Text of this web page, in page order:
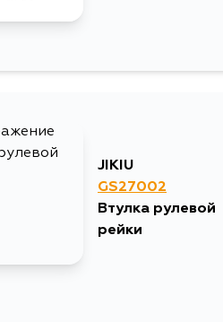
JIKIU
GS27002
Втулка рулевой
рейки